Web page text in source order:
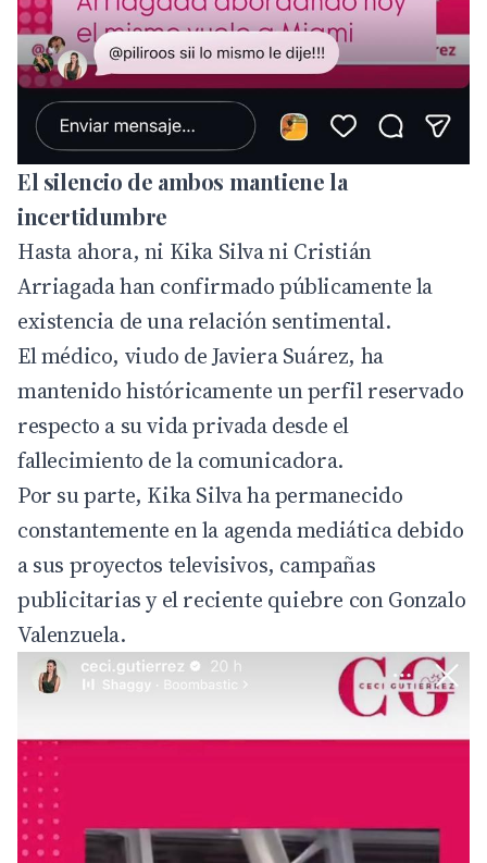
El silencio de ambos mantiene la
incertidumbre
Hasta ahora, ni Kika Silva ni Cristián
Arriagada han confirmado públicamente la
existencia de una relación sentimental.
El médico, viudo de Javiera Suárez, ha
mantenido históricamente un perfil reservado
respecto a su vida privada desde el
fallecimiento de la comunicadora.
Por su parte, Kika Silva ha permanecido
constantemente en la agenda mediática debido
a sus proyectos televisivos, campañas
publicitarias y el reciente quiebre con Gonzalo
Valenzuela.